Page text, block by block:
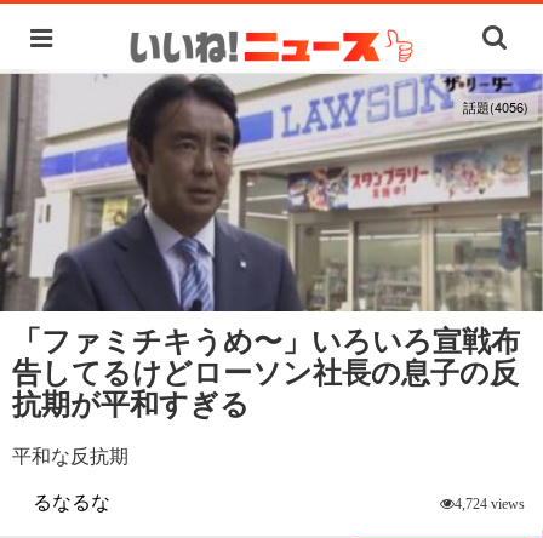
話題(4056)
「ファミチキうめ〜」いろいろ宣戦布
告してるけどローソン社長の息子の反
抗期が平和すぎる
平和な反抗期
るなるな
4,724 views